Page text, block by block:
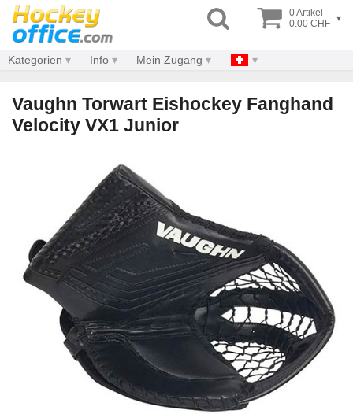
0 Artikel
0.00 CHF ▾
Kategorien Info Mein Zugang
Vaughn Torwart Eishockey Fanghand
Velocity VX1 Junior